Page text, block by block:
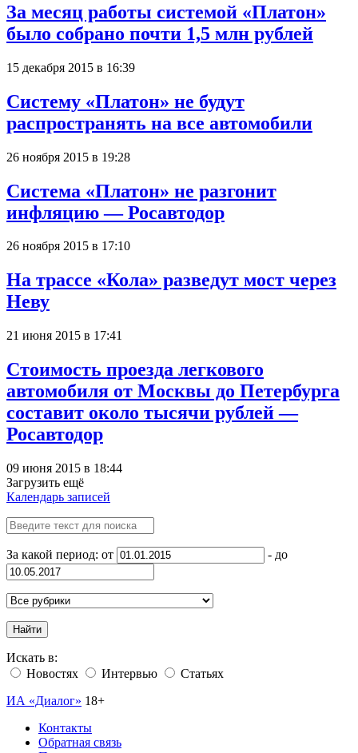
За месяц работы системой «Платон»
было собрано почти 1,5 млн рублей
15 декабря 2015 в 16:39
Систему «Платон» не будут
распространять на все автомобили
26 ноября 2015 в 19:28
Система «Платон» не разгонит
инфляцию — Росавтодор
26 ноября 2015 в 17:10
На трассе «Кола» разведут мост через
Неву
21 июня 2015 в 17:41
Стоимость проезда легкового
автомобиля от Москвы до Петербурга
составит около тысячи рублей —
Росавтодор
09 июня 2015 в 18:44
Загрузить ещё
Календарь записей
За какой период: от - до
Найти
Искать в:
Новостях
Интервью
Статьях
ИА «Диалог» 18+
Контакты
Обратная связь